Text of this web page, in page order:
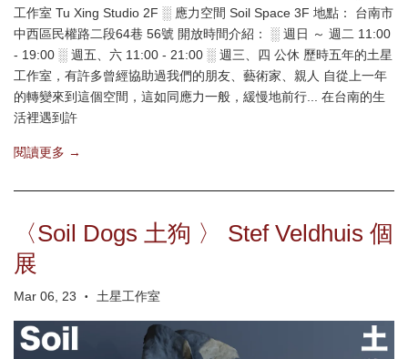
工作室 Tu Xing Studio 2F ░ 應力空間 Soil Space 3F 地點： 台南市
中西區民權路二段64巷 56號 開放時間介紹： ░ 週日 ～ 週二 11:00
- 19:00 ░ 週五、六 11:00 - 21:00 ░ 週三、四 公休 歷時五年的土星
工作室，有許多曾經協助過我們的朋友、藝術家、親人 自從上一年
的轉變來到這個空間，這如同應力一般，緩慢地前行... 在台南的生
活裡遇到許
閱讀更多 →
〈Soil Dogs 土狗 〉 Stef Veldhuis 個
展
Mar 06, 23 • 土星工作室